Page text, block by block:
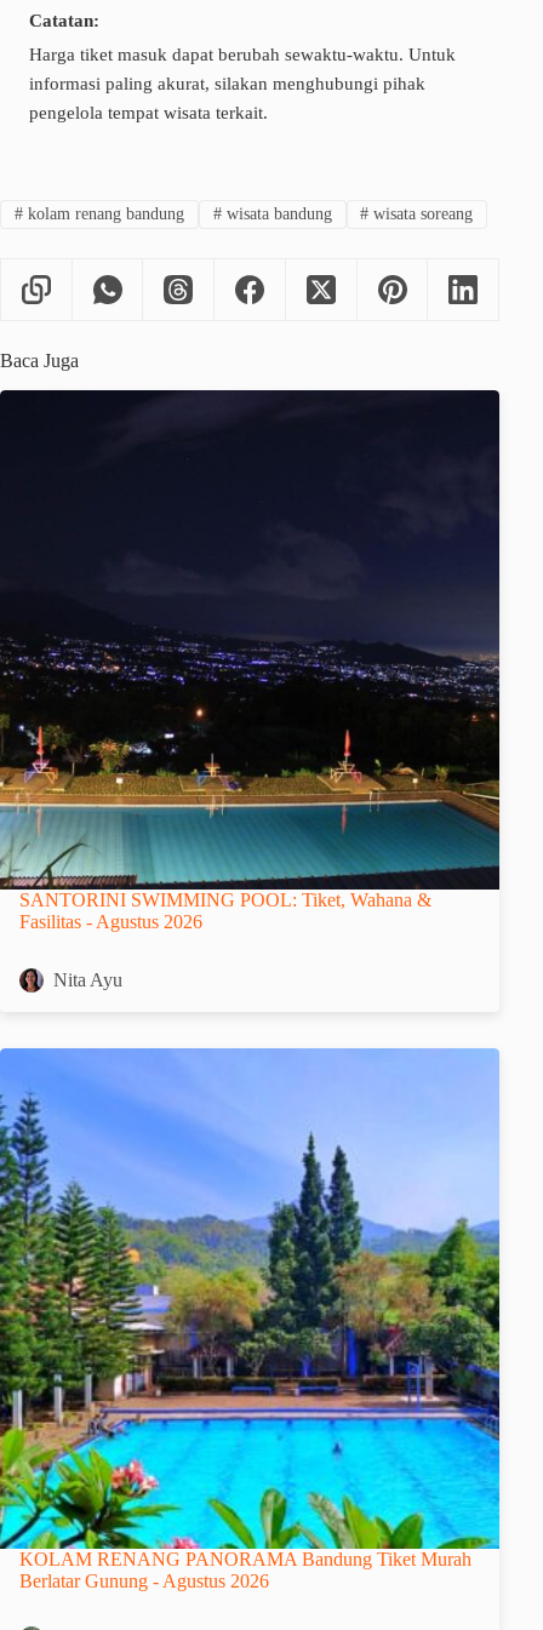
Catatan:
Harga tiket masuk dapat berubah sewaktu-waktu. Untuk
informasi paling akurat, silakan menghubungi pihak
pengelola tempat wisata terkait.
#kolam renang bandung #wisata bandung # wisata soreang
Baca Juga
SANTORINI SWIMMING POOL: Tiket, Wahana &
Fasilitas - Agustus 2026
Nita Ayu
KOLAM RENANG PANORAMA Bandung Tiket Murah
Berlatar Gunung - Agustus 2026